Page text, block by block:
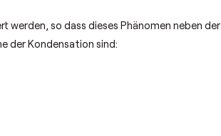
werden, so dass dieses Phänomen neben der
der Kondensation sind: